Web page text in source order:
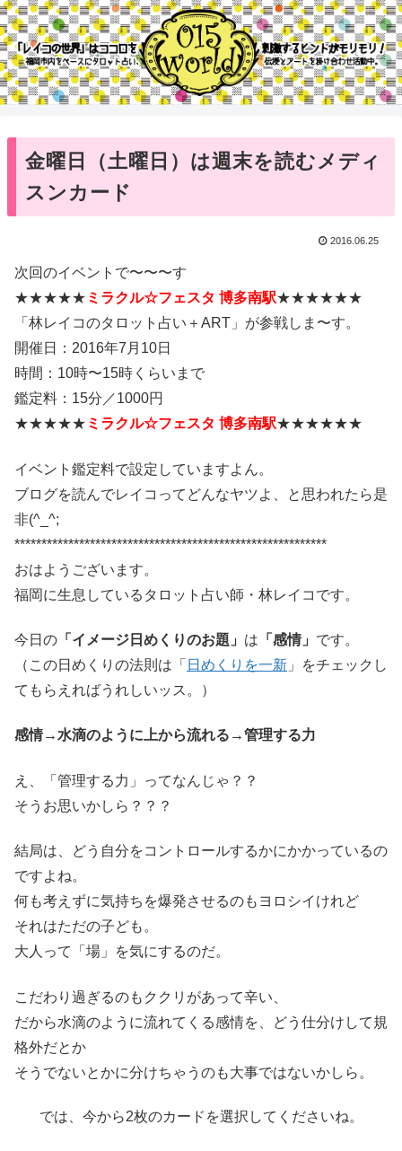
金曜日（土曜日）は週末を読むメディ
スンカード
2016.06.25
次回のイベントで〜〜〜す
★★★★★ ミラクル☆フェスタ 博多南駅★★★★★★
「林レイコのタロット占い＋ART」が参戦しま〜す。
開催日：2016年7月10日
時間：10時〜15時くらいまで
鑑定料：15分／1000円
★★★★★ ミラクル☆フェスタ 博多南駅★★★★★★
イベント鑑定料で設定していますよん。
ブログを読んでレイコってどんなヤツよ、と思われたら是
非(^_^;
**********************************************************
おはようございます。
福岡に生息しているタロット占い師・林レイコです。
今日の 「イメージ日めくりのお題」 は 「感情」 です。
（この日めくりの法則は「 日めくりを一新 」をチェックし
てもらえればうれしいッス。）
感情→水滴のように上から流れる→管理する力
え、「管理する力」ってなんじゃ？？
そうお思いかしら？？？
結局は、どう自分をコントロールするかにかかっているの
ですよね。
何も考えずに気持ちを爆発させるのもヨロシイけれど
それはただの子ども。
大人って「場」を気にするのだ。
こだわり過ぎるのもククリがあって辛い、
だから水滴のように流れてくる感情を、どう仕分けして規
格外だとか
そうでないとかに分けちゃうのも大事ではないかしら。
では、今から2枚のカードを選択してくださいね。